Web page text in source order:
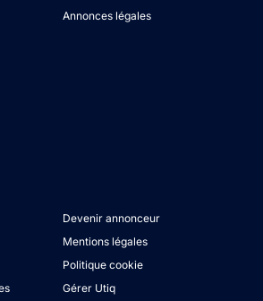
Annonces légales
Devenir annonceur
Mentions légales
Politique cookie
Gérer Utiq